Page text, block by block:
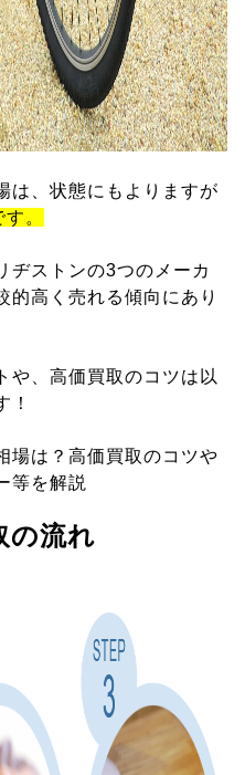
は、状態にもよりますが
。
ヂストンの3つのメーカ
的高く売れる傾向にあり
や、高価買取のコツは以
！
場は？高価買取のコツや
等を解説
の流れ